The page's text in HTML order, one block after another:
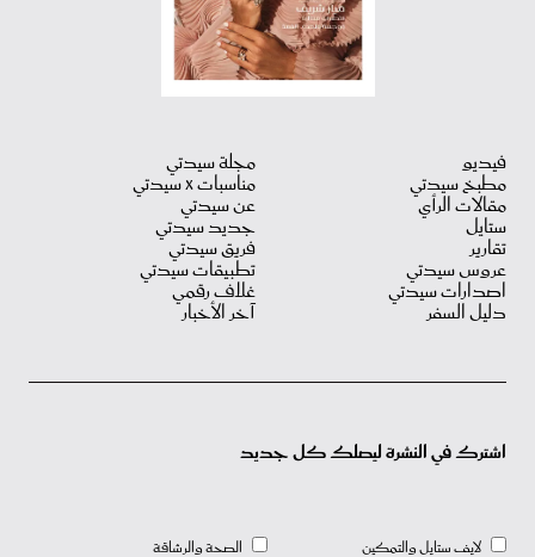
فيديو
مطبخ سيدتي
مقالات الرأي
ستايل
تقارير
عروس سيدتي
اصدارات سيدتي
دليل السفر
مجلة سيدتي
مناسبات X سيدتي
عن سيدتي
جديد سيدتي
فريق سيدتي
تطبيقات سيدتي
غلاف رقمي
آخر الأخبار
اشترك في النشرة ليصلك كل جديد
لايف ستايل والتمكين الصحة والرشاقة